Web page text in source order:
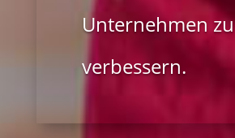
Unternehmen zu
verbessern.